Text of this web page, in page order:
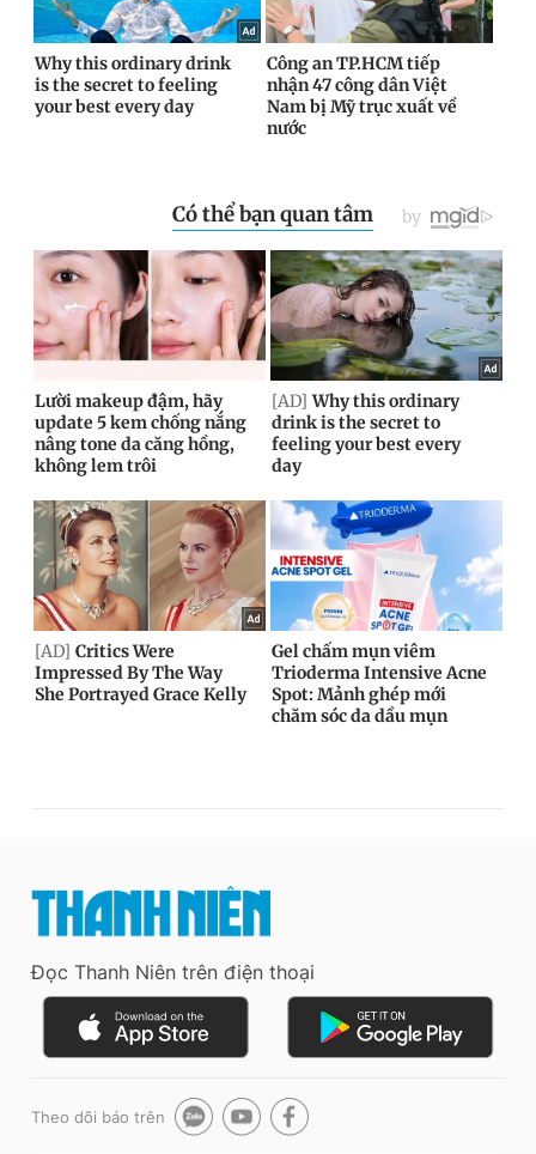
Đọc Thanh Niên trên điện thoại
Theo dõi báo trên